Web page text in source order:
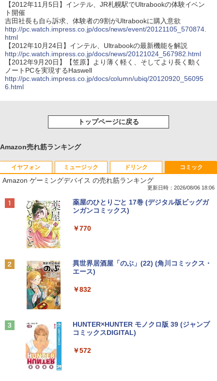
【2012年11月5日】インテル、JR札幌駅でUltrabookの体験イベン
ト開催
吉田社長も自ら訴求、体験者の9割がUltrabookに購入意欲
http://pc.watch.impress.co.jp/docs/news/event/20121105_570874.
html
【2012年10月24日】インテル、Ultrabookの最新機能を解説
http://pc.watch.impress.co.jp/docs/news/20121024_567982.html
【2012年9月20日】【笠原】より薄く軽く、そしてより長く動く
ノートPCを実現するHaswell
http://pc.watch.impress.co.jp/docs/column/ubiq/20120920_56095
6.html
トップページに戻る
Amazon売れ筋ランキング
イヤフォン
Anker Soundcore P40i オフホワイト
Anker Soundcore P31i ブラック
Anker Soundcore Liberty 5 ミッドナイトブ
ラック
￥14,990
ミュージック
BRUCE WAYNE feat. Flo Milli, ATL Jacob
[Explicit]
￥250
BRUCE WAYNE feat. Flo Milli, ATL Jacob
[Explicit]
￥250
On My Road (Stadium ver.)
ドリンク
【Amazon.co.jp限定】 い・ろ・は・す 2L P
ET ラベルレス ×8本
￥1,001
by Amazon 天然水 ラベルレス 500ml ×24本
富士山の天然水 バナジウム含有 水 ミネラル
ットル (Smart Basic)
by Amazon 天然水ラベルレス 2L×9本
￥1,117
コミック
Amazon ゲーミングデバイス の売れ筋ランキング
更新日時：2026/08/06 18:06
薬屋のひとりごと 17巻 (デジタル版ビッグガ
ンガンコミックス)
￥770
異世界居酒屋「のぶ」(22) (角川コミックス・
エース)
￥832
HUNTER×HUNTER モノクロ版 39 (ジャンプ
コミックスDIGITAL)
￥572